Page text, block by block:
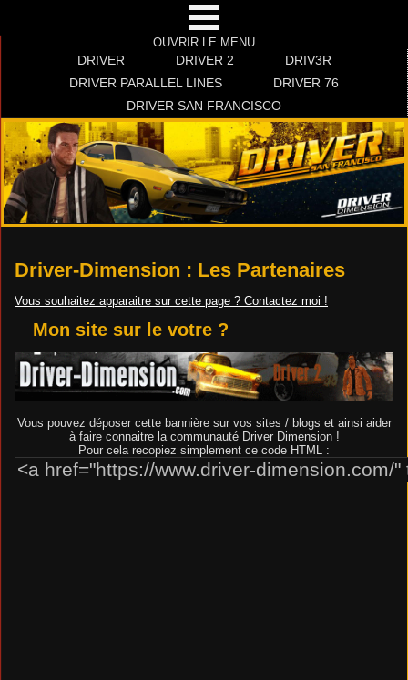
OUVRIR LE MENU
DRIVER DRIVER 2
DRIV3R
DRIVER PARALLEL LINES
DRIVER 76
DRIVER SAN FRANCISCO
Driver-Dimension : Les Partenaires
Vous souhaitez apparaitre sur cette page ? Contactez moi !
Mon site sur le votre ?
Vous pouvez déposer cette bannière sur vos sites / blogs et ainsi aider
à faire connaitre la communauté Driver Dimension !
Pour cela recopiez simplement ce code HTML :